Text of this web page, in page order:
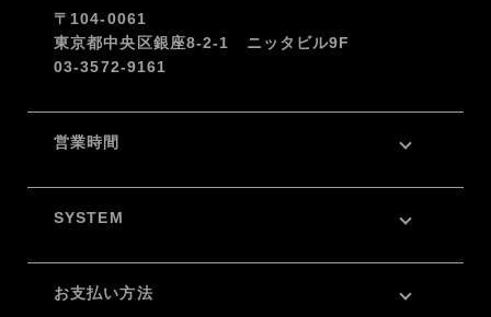
〒104-0061
東京都中央区銀座8-2-1 ニッタビル9F
03-3572-9161
営業時間
SYSTEM
お支払い方法